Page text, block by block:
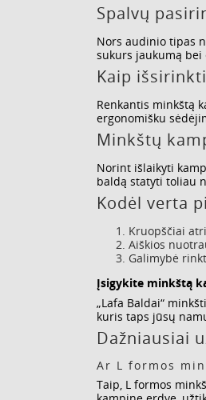
Spalvų
Nors audinio tipas
sukurs jaukumą
Kaip
Renkantis minkštą
ergonomišku
Minkštų
Norint išlaikyti
baldą statyti toliau
Kodėl verta
Kruopščiai
Aiškios
Galimybė
Įsigykite minkštą
„Lafa Baldai“
kuris taps jūsų
Dažniausiai
Ar L formos
Taip, L formos